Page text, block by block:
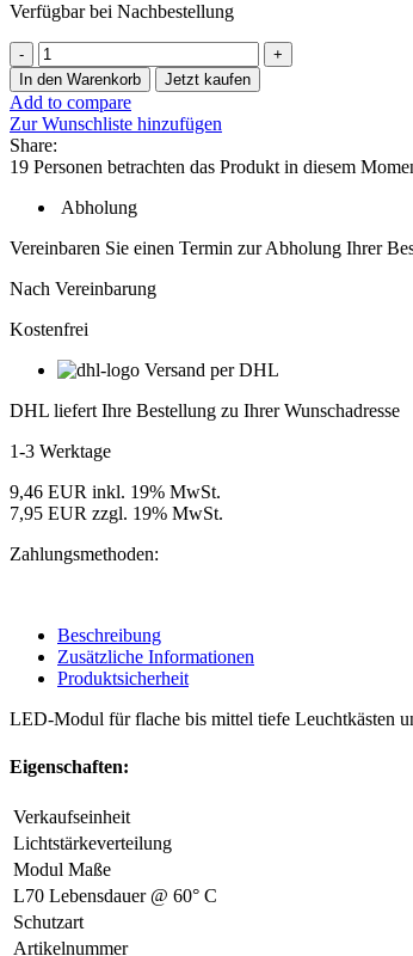
Verfügbar bei Nachbestellung
1
x
AgiLight
Ultra
Mini
5700K
Modul,
IP68,
mm
Lichtfarbe
Menge
In den Warenkorb Jetzt kaufen
Add to compare
Zur Wunschliste hinzufügen
Share:
19 Personen betrachten das Produkt in diesem
Abholung
Vereinbaren Sie einen Termin zur Abholung Ihrer
Nach Vereinbarung
Kostenfrei
Versand per DHL
DHL liefert Ihre Bestellung zu Ihrer Wunschadresse
1-3 Werktage
9,46 EUR inkl. 19% MwSt.
7,95 EUR zzgl. 19% MwSt.
Zahlungsmethoden:
Beschreibung
Zusätzliche Informationen
Produktsicherheit
LED-Modul für flache bis mittel tiefe Leuchtkästen
Eigenschaften:
Verkaufseinheit
Lichtstärkeverteilung
Modul Maße
L70 Lebensdauer @ 60° C
Schutzart
Artikelnummer